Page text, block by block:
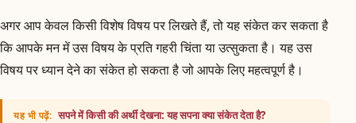
अगर आप केवल किसी विशेष विषय पर लिखते हैं, तो यह संकेत कर सकता है
कि आपके मन में उस विषय के प्रति गहरी चिंता या उत्सुकता है। यह उस
विषय पर ध्यान देने का संकेत हो सकता है जो आपके लिए महत्वपूर्ण है।
यह भी पढ़ें: सपने में किसी की अर्थी देखना: यह सपना क्या संकेत देता है?